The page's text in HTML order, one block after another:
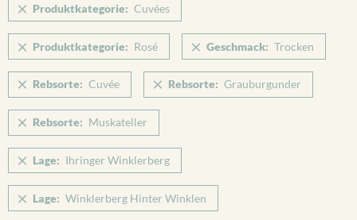
Ihringen
Produktkategorie: Cuvées
Produktkategorie: Rosé Geschmack: Trocken
Rebsorte: Cuvée Rebsorte: Grauburgunder
Rebsorte: Muskateller
Lage: Ihringer Winklerberg
Lage: Winklerberg Hinter Winklen